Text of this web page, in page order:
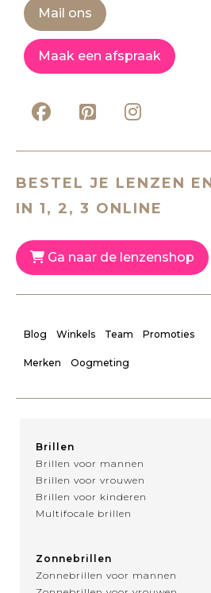
Mail ons
Maak een afspraak
BESTEL JE LENZEN
IN 1, 2, 3 ONLINE
Ga naar de lenzenshop
Blog Winkels Team Promoties
Merken Oogmeting
Brillen
Brillen voor mannen
Brillen voor vrouwen
Brillen voor kinderen
Multifocale brillen
Zonnebrillen
Zonnebrillen voor mannen